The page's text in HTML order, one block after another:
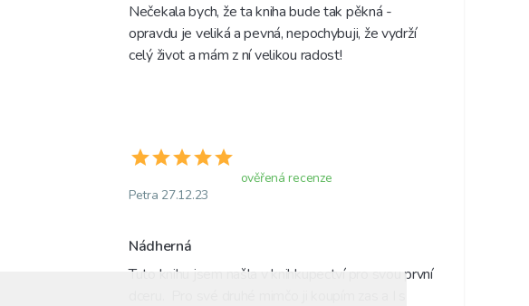
Nečekala bych, že ta kniha bude tak pěkná -
opravdu je veliká a pevná, nepochybuji, že vydrží
celý život a mám z ní velikou radost!
ověřená recenze
Petra 27.12.23
Nádherná
Tuto knihu jsem našla v knihkupectví pro svou první